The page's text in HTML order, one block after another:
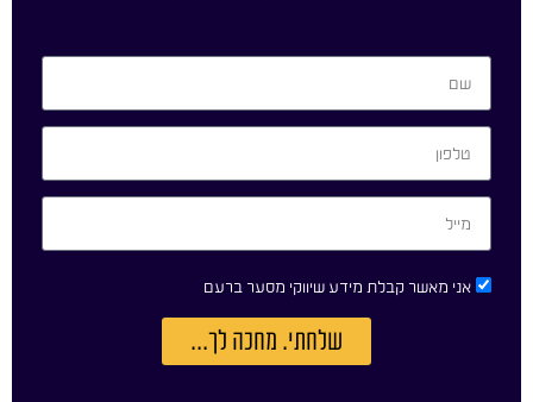
אני מאשר קבלת מידע שיווקי מסער ברעם
שלחתי. מחכה לך...